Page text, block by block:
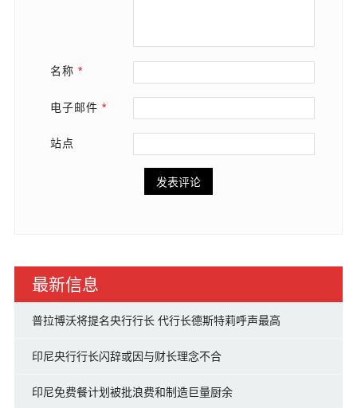
名称 *
电子邮件 *
站点
最新信息
普拉博沃将提名央行行长 代行长德斯特莉呼声最高
印尼央行行长闪辞或因与财长理念不合
印尼免费餐计划被批浪费和制造巨量厨余